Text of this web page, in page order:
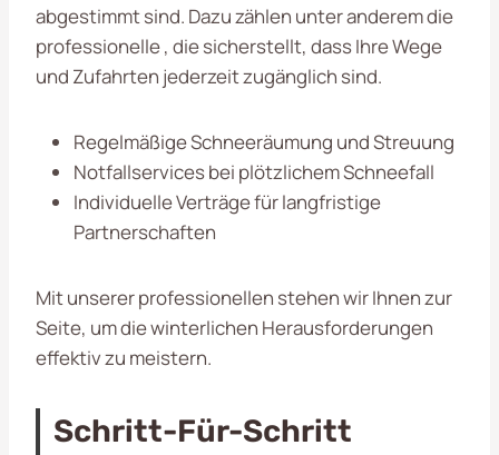
abgestimmt sind. Dazu zählen unter anderem die
professionelle , die sicherstellt, dass Ihre Wege
und Zufahrten jederzeit zugänglich sind.
Regelmäßige Schneeräumung und Streuung
Notfallservices bei plötzlichem Schneefall
Individuelle Verträge für langfristige
Partnerschaften
Mit unserer professionellen stehen wir Ihnen zur
Seite, um die winterlichen Herausforderungen
effektiv zu meistern.
Schritt-Für-Schritt